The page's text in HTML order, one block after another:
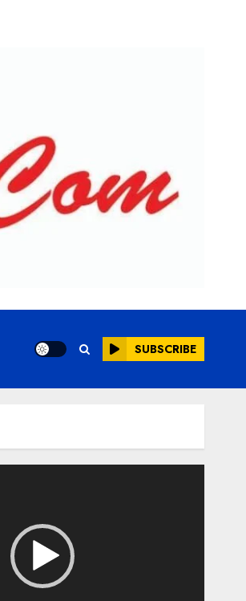
SUBSCRIBE